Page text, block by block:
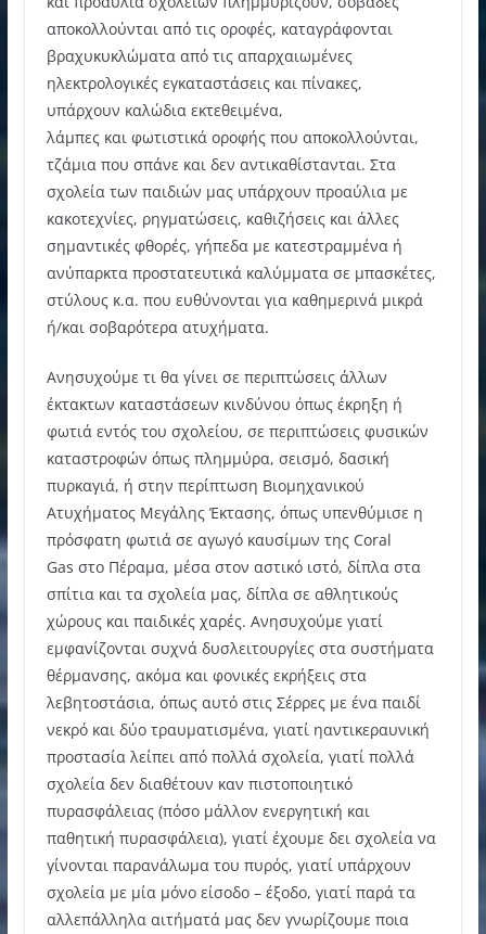
αποκολλούνται από τις οροφές, καταγράφονται
βραχυκυκλώματα από τις απαρχαιωμένες
ηλεκτρολογικές εγκαταστάσεις και πίνακες,
υπάρχουν καλώδια εκτεθειμένα,
λάμπες και φωτιστικά οροφής που αποκολλούνται,
τζάμια που σπάνε και δεν αντικαθίστανται. Στα
σχολεία των παιδιών μας υπάρχουν προαύλια με
κακοτεχνίες, ρηγματώσεις, καθιζήσεις και άλλες
σημαντικές φθορές, γήπεδα με κατεστραμμένα ή
ανύπαρκτα προστατευτικά καλύμματα σε μπασκέτες,
στύλους κ.α. που ευθύνονται για καθημερινά μικρά
ή/και σοβαρότερα ατυχήματα.
Ανησυχούμε τι θα γίνει σε περιπτώσεις άλλων
έκτακτων καταστάσεων κινδύνου όπως έκρηξη ή
φωτιά εντός του σχολείου, σε περιπτώσεις φυσικών
καταστροφών όπως πλημμύρα, σεισμό, δασική
πυρκαγιά, ή στην περίπτωση Βιομηχανικού
Ατυχήματος Μεγάλης Έκτασης, όπως υπενθύμισε η
πρόσφατη φωτιά σε αγωγό καυσίμων της Coral
Gas στο Πέραμα, μέσα στον αστικό ιστό, δίπλα στα
σπίτια και τα σχολεία μας, δίπλα σε αθλητικούς
χώρους και παιδικές χαρές. Ανησυχούμε γιατί
εμφανίζονται συχνά δυσλειτουργίες στα συστήματα
θέρμανσης, ακόμα και φονικές εκρήξεις στα
λεβητοστάσια, όπως αυτό στις Σέρρες με ένα παιδί
νεκρό και δύο τραυματισμένα, γιατί ηαντικεραυνική
προστασία λείπει από πολλά σχολεία, γιατί πολλά
σχολεία δεν διαθέτουν καν πιστοποιητικό
πυρασφάλειας (πόσο μάλλον ενεργητική και
παθητική πυρασφάλεια), γιατί έχουμε δει σχολεία να
γίνονται παρανάλωμα του πυρός, γιατί υπάρχουν
σχολεία με μία μόνο είσοδο – έξοδο, γιατί παρά τα
αλλεπάλληλα αιτήματά μας δεν γνωρίζουμε ποια